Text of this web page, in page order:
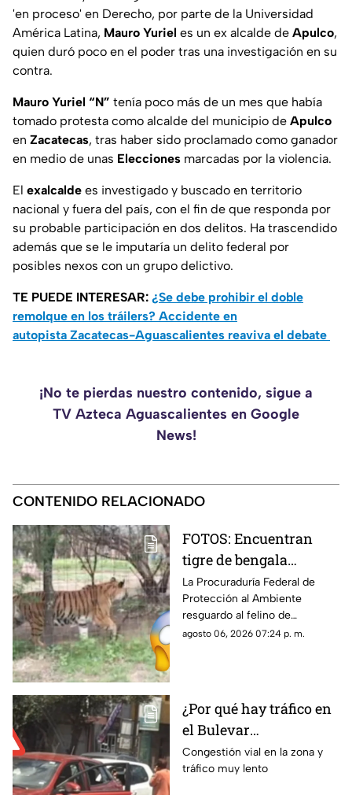
'en proceso' en Derecho, por parte de la Universidad
América Latina, Mauro Yuriel es un ex alcalde de Apulco,
quien duró poco en el poder tras una investigación en su
contra.
Mauro Yuriel “N” tenía poco más de un mes que había
tomado protesta como alcalde del municipio de Apulco
en Zacatecas, tras haber sido proclamado como ganador
en medio de unas Elecciones marcadas por la violencia.
El exalcalde es investigado y buscado en territorio
nacional y fuera del país, con el fin de que responda por
su probable participación en dos delitos. Ha trascendido
además que se le imputaría un delito federal por
posibles nexos con un grupo delictivo.
TE PUEDE INTERESAR: ¿Se debe prohibir el doble
remolque en los tráilers? Accidente en
autopista Zacatecas-Aguascalientes reaviva el debate
¡No te pierdas nuestro contenido, sigue a
TV Azteca Aguascalientes en Google
News!
CONTENIDO RELACIONADO
FOTOS: Encuentran
tigre de bengala
durante operativo en
Zacatecas ¿Era de un
líder criminal?
La Procuraduría Federal de
Protección al Ambiente
resguardo al felino de
aproximadamente dos años de
agosto 06, 2026 07:24 p. m.
¿Por qué hay tráfico en
el Bulevar
Metropolitano?
Reportan percance vial
Congestión vial en la zona y
tráfico muy lento